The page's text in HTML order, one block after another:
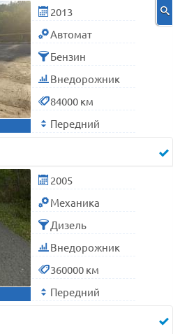
2013
Автомат
Бензин
Внедорожник
84000 км
Передний
2005
Механика
Дизель
Внедорожник
360000 км
Передний